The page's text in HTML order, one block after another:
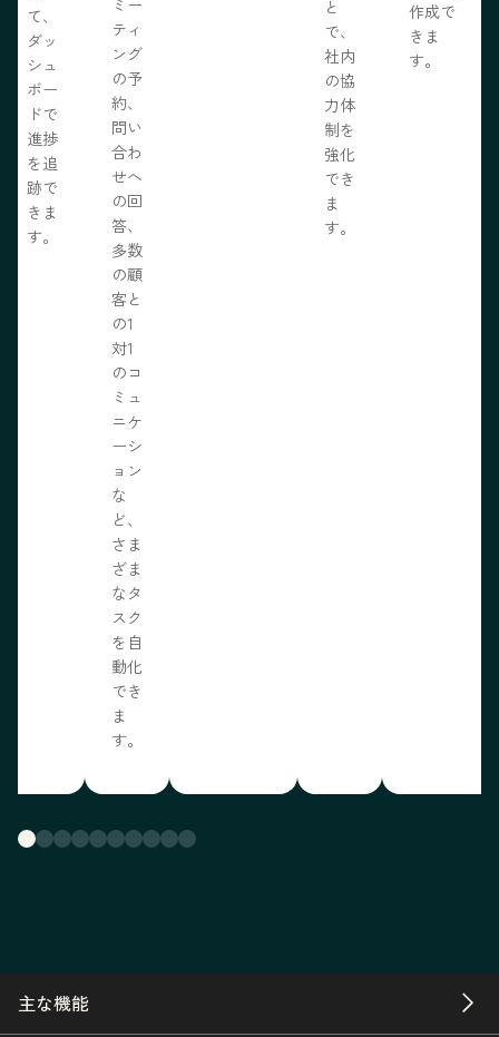
て、
ダッ
シュ
ボー
ドで
進捗
を追
跡で
きま
す。
ミー
ティ
ング
の予
約、
問い
合わ
せへ
の回
答、
多数
の顧
客と
の1
対1
のコ
ミュ
ニケ
ーシ
ョン
な
ど、
さま
ざま
なタ
スク
を自
動化
でき
ま
す。
と
で、
社内
の協
力体
制を
強化
でき
ま
す。
作成で
きま
す。
主な機能